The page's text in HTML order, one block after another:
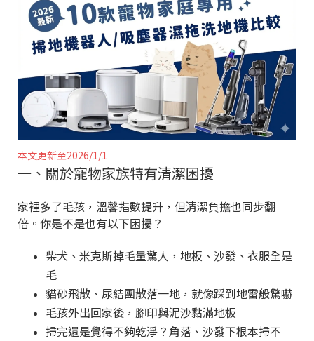
本文更新至2026/1/1
一、關於寵物家族特有清潔困擾
家裡多了毛孩，溫馨指數提升，但清潔負擔也同步翻
倍。你是不是也有以下困擾？
柴犬、米克斯掉毛量驚人，地板、沙發、衣服全是
毛
貓砂飛散、尿結團散落一地，就像踩到地雷般驚嚇
毛孩外出回家後，腳印與泥沙黏滿地板
掃完還是覺得不夠乾淨？角落、沙發下根本掃不